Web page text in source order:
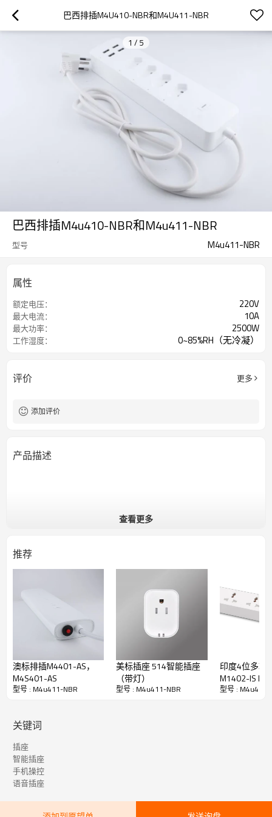
巴西排插M4U410-NBR和M4U411-NBR
1 / 5
巴西排插M4u410-NBR和M4u411-NBR
型号 M4u411-NBR
属性
额定电压： 220V
最大电流： 10A
最大功率： 2500W
工作湿度： 0~85%RH（无冷凝）
评价 更多
添加评价
产品描述
查看更多
推荐
澳标排插M4401-AS，
M4S401-AS
型号 : M4u411-NBR
美标插座 514智能插座
（带灯）
型号 : M4u411-NBR
印度4位多功
型号 : M4u411-
关键词
插座
智能插座
手机操控
语音插座